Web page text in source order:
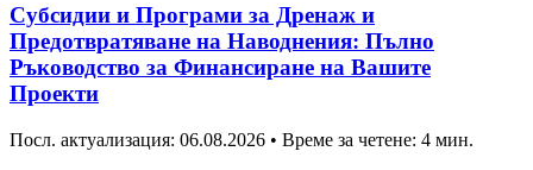
Субсидии и Програми за Дренаж и
Предотвратяване на Наводнения: Пълно
Ръководство за Финансиране на Вашите
Проекти
Посл. актуализация: 06.08.2026 • Време за четене: 4 мин.